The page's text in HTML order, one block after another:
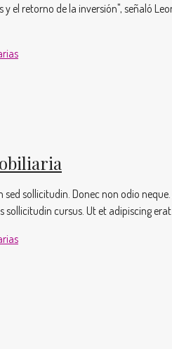
retorno de la inversión", señaló
sollicitudin. Donec non odio
cursus. Ut et adipiscing